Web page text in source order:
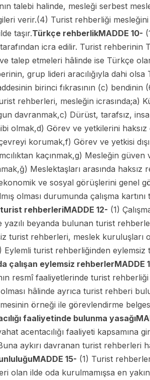
talebi halinde, mesleği serbest
verir.(4) Turist rehberliği
taşır.Türkçe rehberlikMADDE 10-
icra edilir. Turist rehberinin
talep etmeleri hâlinde ise Türkçe
grup lideri aracılığıyla dahi
birinci fıkrasının (c)
rehberleri, mesleğin icrasında;a)
davranmak,c) Dürüst, tarafsız,
olmak,d) Görev ve yetkilerini
korumak,f) Görev ve yetkisi
kaçınmak,g) Mesleğin güven
Meslektaşları arasında
ve sosyal görüşlerini genel
olması durumunda çalışma
turist rehberleriMADDE 12- (1)
beyanda bulunan turist
turist rehberleri, meslek kuruluşları
turist rehberliğinden
çalışan eylemsiz rehberlerMADDE
resmî faaliyetlerinde turist
hâlinde ayrıca turist rehberi
örneği ile görevlendirme
faaliyetinde bulunma yasağı
acentacılığı faaliyeti kapsamına
aykırı davranan turist rehberleri
MADDE 15- (1) Turist
olan ilde oda kurulmamışsa en